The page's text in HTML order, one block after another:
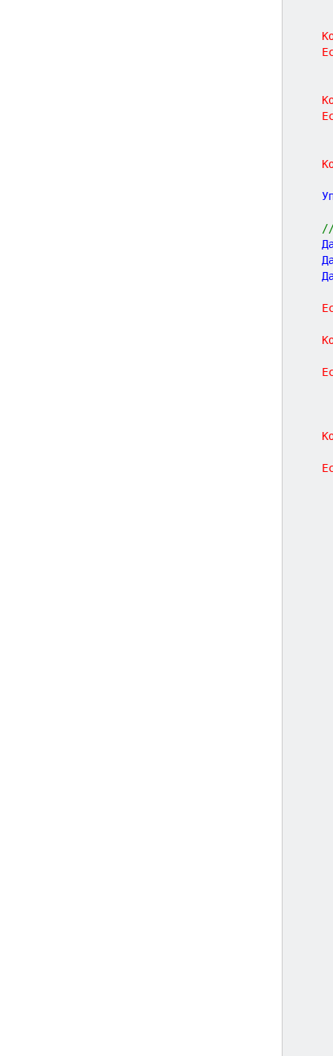
//